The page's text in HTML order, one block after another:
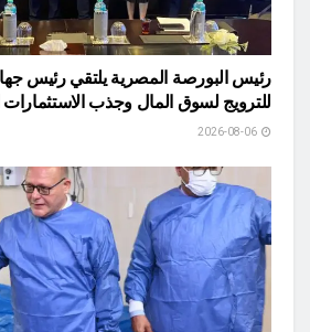
رئيس البورصة المصرية يلتقي رئيس
للترويج لسوق المال وجذب الاستثمارات